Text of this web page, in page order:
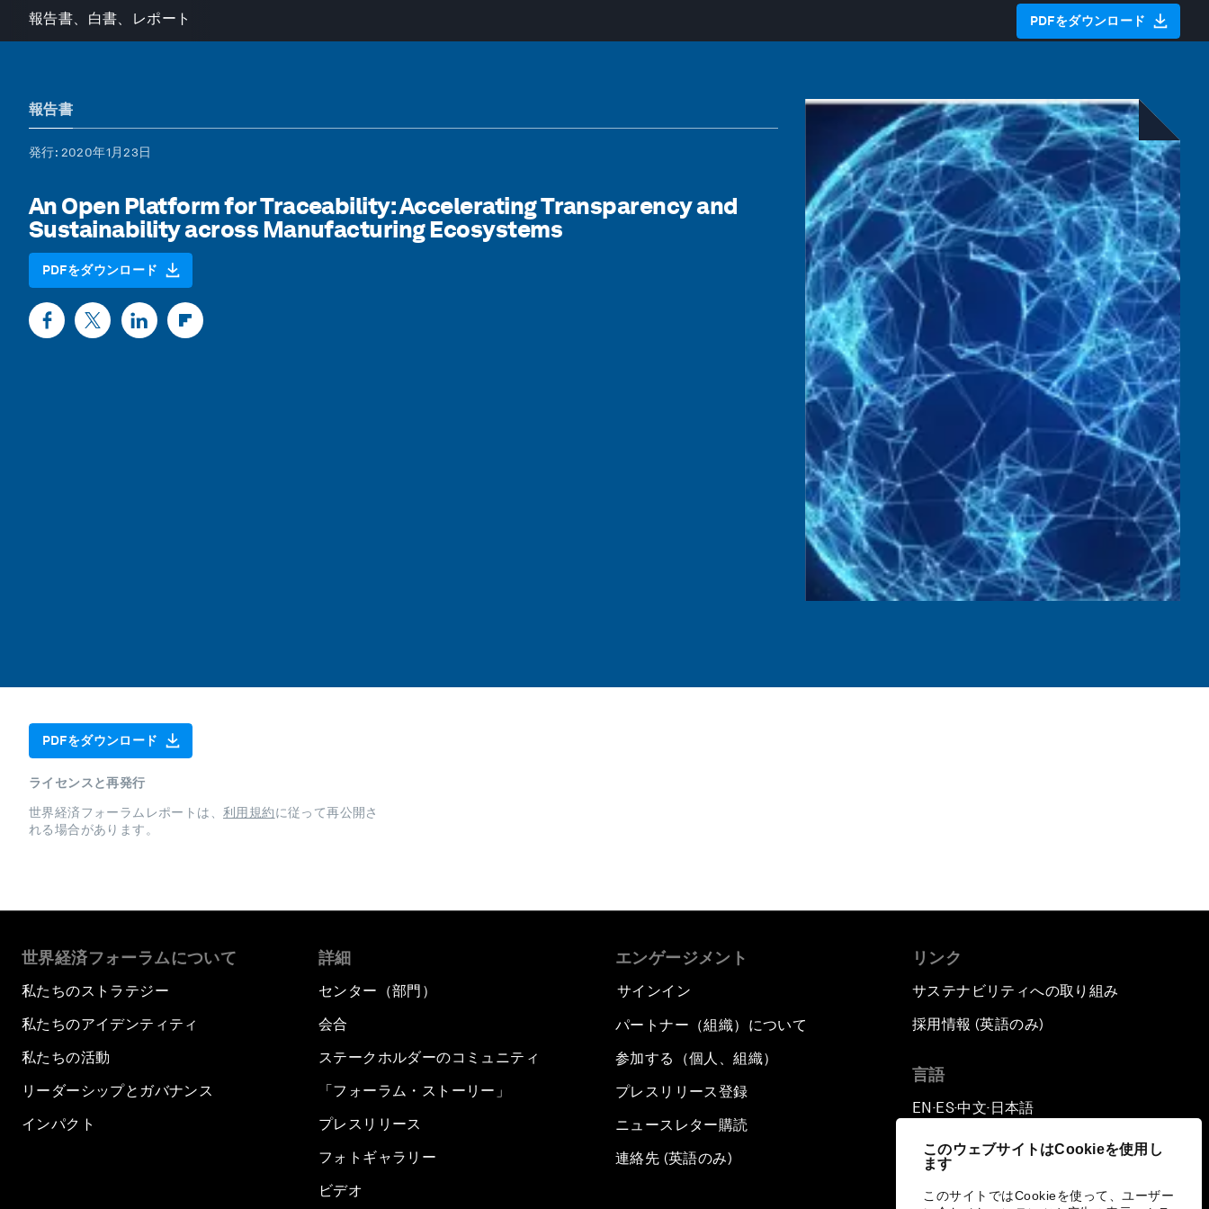
このウェブサイトはCookieを使用し
ます
このサイトではCookieを使って、ユーザー
報告書、白書、レポート PDFをダウンロード
報告書
発行: 2020年1月23日
An Open Platform for Traceability: Accelerating Transparency and
Sustainability across Manufacturing Ecosystems
PDFをダウンロード
PDFをダウンロード
ライセンスと再発行
世界経済フォーラムレポートは、 利用規約に従って再公開さ
れる場合があります。
世界経済フォーラムについて
私たちのストラテジー
私たちのアイデンティティ
私たちの活動
リーダーシップとガバナンス
インパクト
詳細
センター（部門）
会合
ステークホルダーのコミュニティ
「フォーラム・ストーリー」
プレスリリース
フォトギャラリー
ビデオ
エンゲージメント
サインイン
パートナー（組織）について
参加する（個人、組織）
プレスリリース登録
ニュースレター購読
連絡先 (英語のみ)
リンク
サステナビリティへの取り組み
採用情報 (英語のみ)
言語
EN ▪ES▪中文▪ 日本語